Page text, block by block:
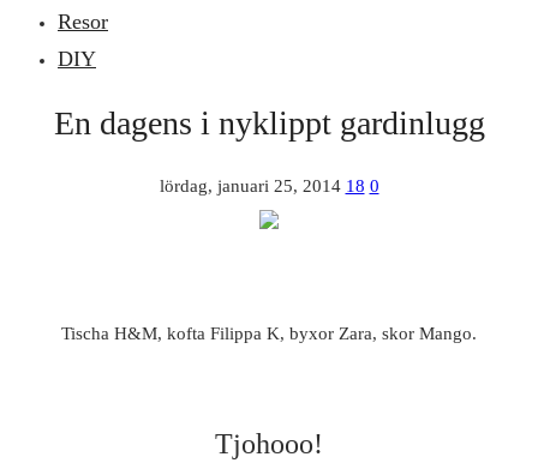
Resor
DIY
En dagens i nyklippt gardinlugg
lördag, januari 25, 2014 18 0
Tischa H&M, kofta Filippa K, byxor Zara, skor Mango.
Tjohooo!